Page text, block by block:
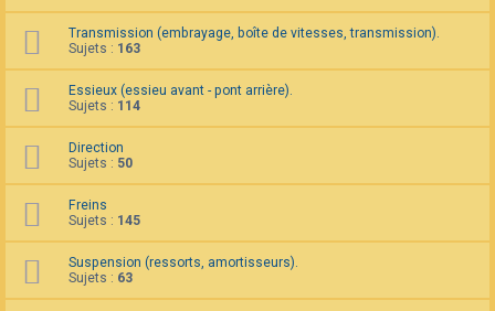
Transmission (embrayage, boîte de vitesses, transmission).
Sujets : 163
Essieux (essieu avant - pont arrière).
Sujets : 114
Direction
Sujets : 50
Freins
Sujets : 145
Suspension (ressorts, amortisseurs).
Sujets : 63